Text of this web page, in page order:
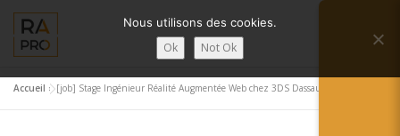
contenu
Menu
Accueil »[job] Stage Ingénieur Réalité Augmentée Web chez 3DS Dassault Systems
Nous utilisons des cookies.
Ok Not Ok